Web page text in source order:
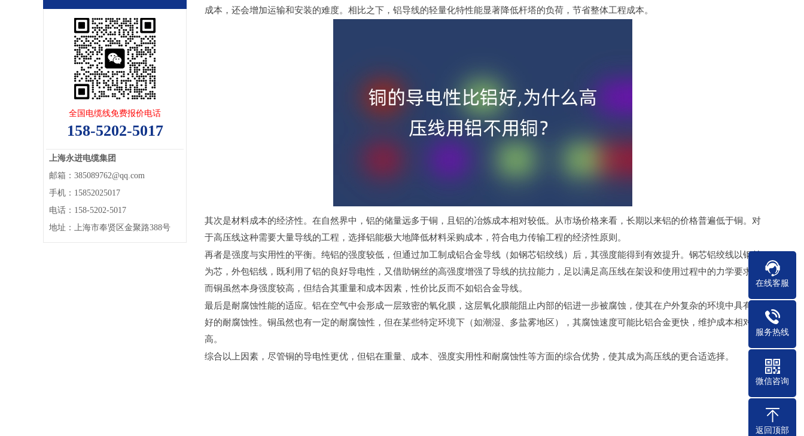
全国电缆线免费报价电话
158-5202-5017
上海永进电缆集团
邮箱：385089762@qq.com
手机：15852025017
电话：158-5202-5017
地址：上海市奉贤区金聚路388号
成本，还会增加运输和安装的难度。相比之下，铝导线的轻量化特性能显著降低杆塔的负荷，节省整体工程成本。
其次是材料成本的经济性。在自然界中，铝的储量远多于铜，且铝的冶炼成本相对较低。从市场价格来看，长期以来铝的价格普遍低于铜。对
于高压线这种需要大量导线的工程，选择铝能极大地降低材料采购成本，符合电力传输工程的经济性原则。
再者是强度与实用性的平衡。纯铝的强度较低，但通过加工制成铝合金导线（如钢芯铝绞线）后，其强度能得到有效提升。钢芯铝绞线以钢丝
为芯，外包铝线，既利用了铝的良好导电性，又借助钢丝的高强度增强了导线的抗拉能力，足以满足高压线在架设和使用过程中的力学要求。
而铜虽然本身强度较高，但结合其重量和成本因素，性价比反而不如铝合金导线。
最后是耐腐蚀性能的适应。铝在空气中会形成一层致密的氧化膜，这层氧化膜能阻止内部的铝进一步被腐蚀，使其在户外复杂的环境中具有较
好的耐腐蚀性。铜虽然也有一定的耐腐蚀性，但在某些特定环境下（如潮湿、多盐雾地区），其腐蚀速度可能比铝合金更快，维护成本相对较
高。
综合以上因素，尽管铜的导电性更优，但铝在重量、成本、强度实用性和耐腐蚀性等方面的综合优势，使其成为高压线的更合适选择。
在线客服
服务热线
微信咨询
返回顶部